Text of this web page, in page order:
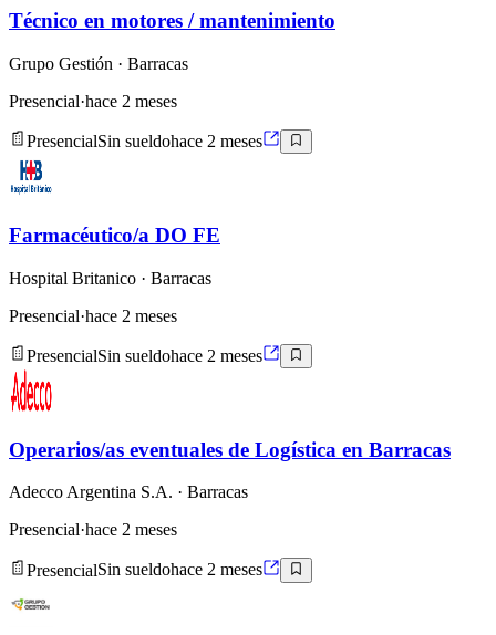
Técnico en motores / mantenimiento
Grupo Gestión · Barracas
Presencial·hace 2 meses
PresencialSin sueldohace 2 meses
Farmacéutico/a DO FE
Hospital Britanico · Barracas
Presencial·hace 2 meses
PresencialSin sueldohace 2 meses
Operarios/as eventuales de Logística en Barracas
Adecco Argentina S.A. · Barracas
Presencial·hace 2 meses
PresencialSin sueldohace 2 meses